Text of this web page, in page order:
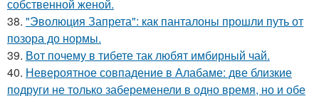
собственной женой.
38. "Эволюция Запрета": как панталоны прошли путь от
позора до нормы.
39. Вот почему в тибете так любят имбирный чай.
40. Невероятное совпадение в Алабаме: две близкие
подруги не только забеременели в одно время, но и обе